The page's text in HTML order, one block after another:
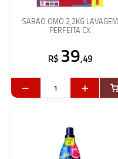
SABAO OMO 2,2KG LAVAGEM
PERFEITA CX
R$ 39,49